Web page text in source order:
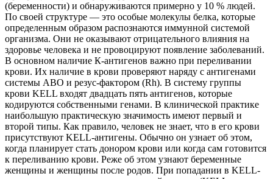
(беременности) и обнаруживаются примерно у 10 % людей.
По своей структуре — это особые молекулы белка, которые
определенным образом распознаются иммунной системой
организма. Они не оказывают отрицательного влияния на
здоровье человека и не провоцируют появление заболеваний.
В основном наличие К-антигенов важно при переливании
крови. Их наличие в крови проверяют наряду с антигенами
системы АВО и резус-фактором (Rh). В систему группы
крови KELL входят двадцать пять антигенов, которые
кодируются собственными генами. В клинической практике
наибольшую практическую значимость имеют первый и
второй типы. Как правило, человек не знает, что в его крови
присутствуют KELL-антигены. Обычно он узнает об этом,
когда планирует стать донором крови или когда сам готовится
к переливанию крови. Реже об этом узнают беременные
женщины и женщины после родов. При попадании в KELL-